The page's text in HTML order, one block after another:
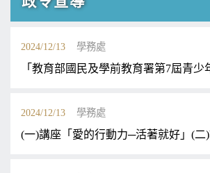
2024/12/13 學務處
「教育部國民及學前教育署第7屆青
2024/12/13 學務處
(一)講座「愛的行動力─活著就好」(